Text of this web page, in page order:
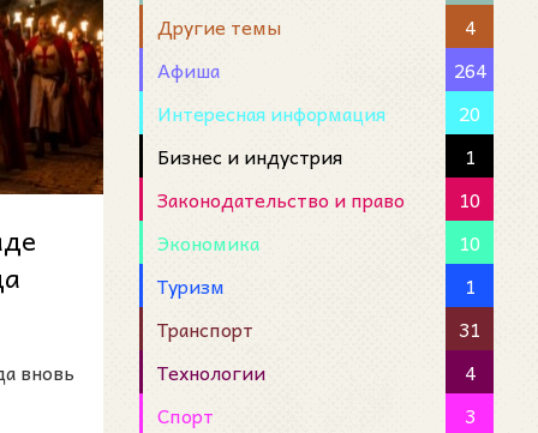
вновь
Другие темы
4
Афиша
264
Интересная информация
20
Бизнес и индустрия
1
Законодательство и право
10
Экономика
10
Туризм
1
Транспорт
31
Технологии
4
Спорт
3